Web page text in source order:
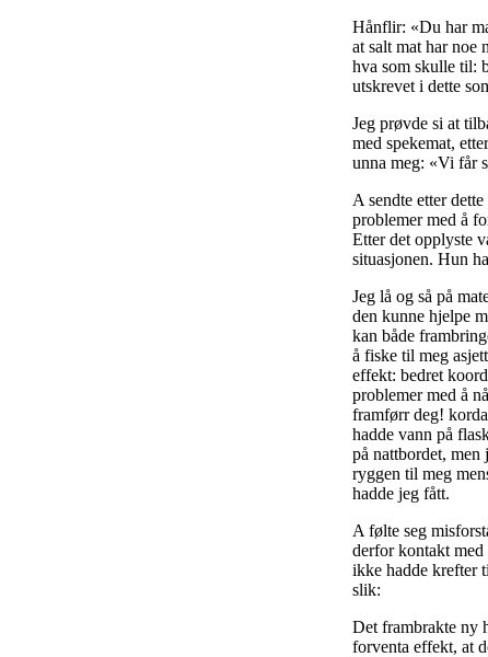
Hånflir: «Du har
at salt mat har noe
hva som skulle til:
utskrevet i dette
Jeg prøvde si at
med spekemat,
unna meg: «Vi får
A sendte etter
problemer med å
Etter det opplyste
situasjonen. Hun
Jeg lå og så på
den kunne hjelpe
kan både
å fiske til meg
effekt: bedret
problemer med å
framførr deg!
hadde vann på
på nattbordet, men
ryggen til meg
hadde jeg fått.
A følte seg
derfor kontakt med
ikke hadde krefter
slik:
Det frambrakte ny
forventa effekt, at